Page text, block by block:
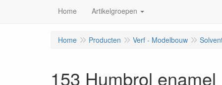
Home Artikelgroepen
Home Producten Verf - Modelbouw
153 Humbrol